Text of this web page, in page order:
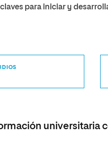
claves para iniciar y
universitaria